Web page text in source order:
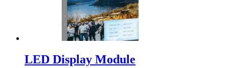
LED Display Module